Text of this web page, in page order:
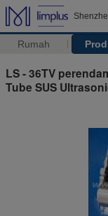
Rumah
LS - 36TV
Tube SUS